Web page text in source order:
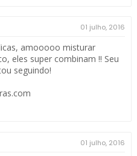
01 julho, 2016
amooooo misturar
eles super combinam !! Seu
seguindo!
01 julho, 2016